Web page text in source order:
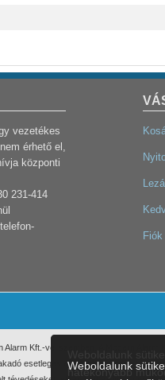
vezetékes
érhető el,
központi
231-414
Kft.-vel szemben. A Modern Alarm
esetleges elmaradt haszonért,
hatékonyabb
Weboldalunk